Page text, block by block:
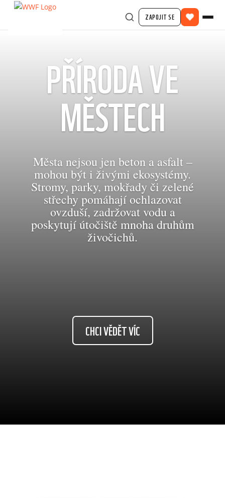
ZAPOJIT SE
PŘÍRODA VE
MĚSTECH
Města nejsou jen beton a asfalt –
mohou být i živými ekosystémy.
Stromy, parky, mokřady či zelené
střechy pomáhají ochlazovat
ovzduší, zadržovat vodu a
poskytují útočiště mnoha druhům
živočichů.
CHCI VĚDĚT VÍC